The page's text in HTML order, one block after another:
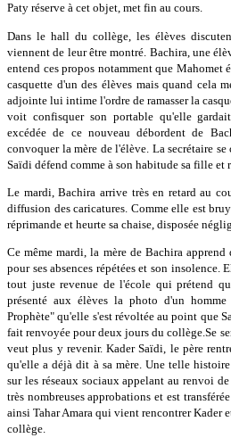
Paty réserve à cet objet, met fin au cours.
Dans le hall du collège, les élèves
viennent de leur être montré. Bachira, une
entend ces propos notamment que Mahomet
casquette d'un des élèves mais quand cela
adjointe lui intime l'ordre de ramasser la
voit confisquer son portable qu'elle
excédée de ce nouveau débordent de
convoquer la mère de l'élève. La secrétaire
Saïdi défend comme à son habitude sa fille et
Le mardi, Bachira arrive très en retard au
diffusion des caricatures. Comme elle est
réprimande et heurte sa chaise, disposée
Ce même mardi, la mère de Bachira
pour ses absences répétées et son insolence.
tout juste revenue de l'école qui prétend
présenté aux élèves la photo d'un
Prophète" qu'elle s'est révoltée au point que
fait renvoyée pour deux jours du collège.Se
veut plus y revenir. Kader Saïdi, le père
qu'elle a déjà dit à sa mère. Une telle
sur les réseaux sociaux appelant au renvoi
très nombreuses approbations et est
ainsi Tahar Amara qui vient rencontrer Kader
collège.